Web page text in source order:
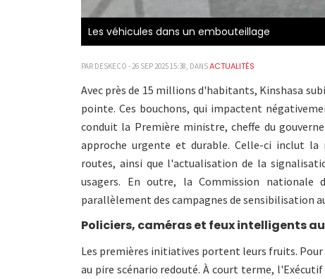
Les véhicules dans un embouteillage
PAR DESKECO - 26 SEP 2025 15:38, DANSACTUALITÉS
Avec près de 15 millions d'habitants, Kinshasa
pointe. Ces bouchons, qui impactent
conduit la Première ministre, cheffe du
approche urgente et durable. Celle-ci inclut
routes, ainsi que l'actualisation de la
usagers. En outre, la Commission nationale
parallèlement des campagnes de sensibilisation
Policiers, caméras et feux intelligents
Les premières initiatives portent leurs fruits.
au pire scénario redouté. À court terme,